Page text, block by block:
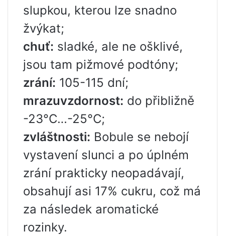
slupkou, kterou lze snadno
žvýkat;
chuť: sladké, ale ne ošklivé,
jsou tam pižmové podtóny;
zrání: 105-115 dní;
mrazuvzdornost: do přibližně
-23°С…-25°С;
zvláštnosti: Bobule se nebojí
vystavení slunci a po úplném
zrání prakticky neopadávají,
obsahují asi 17% cukru, což má
za následek aromatické
rozinky.